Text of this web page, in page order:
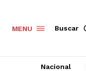
MENU Buscar
Nacional